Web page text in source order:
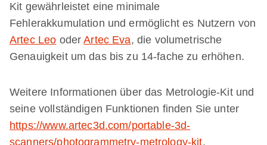
Kit gewährleistet eine minimale
Fehlerakkumulation und ermöglicht es Nutzern von
Artec Leo oderArtec Eva, die volumetrische
Genauigkeit um das bis zu 14-fache zu erhöhen.
Weitere Informationen über das Metrologie-Kit und
seine vollständigen Funktionen finden Sie unter
https://www.artec3d.com/portable-3d-
scanners/photogrammetry-metrology-kit.